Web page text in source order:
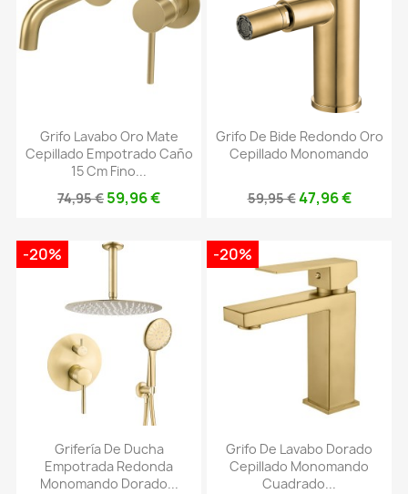
Grifo Lavabo Oro Mate
Cepillado Empotrado Caño
15 Cm Fino...
74,95 € 59,96 €
Grifo De Bide Redondo Oro
Cepillado Monomando
59,95 €47,96 €
Grifería De Ducha
Empotrada Redonda
Monomando Dorado...
-20%
Grifo De Lavabo Dorado
Cepillado Monomando
Cuadrado...
-20%